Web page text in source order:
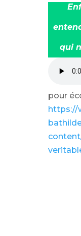
qui
pour
https://